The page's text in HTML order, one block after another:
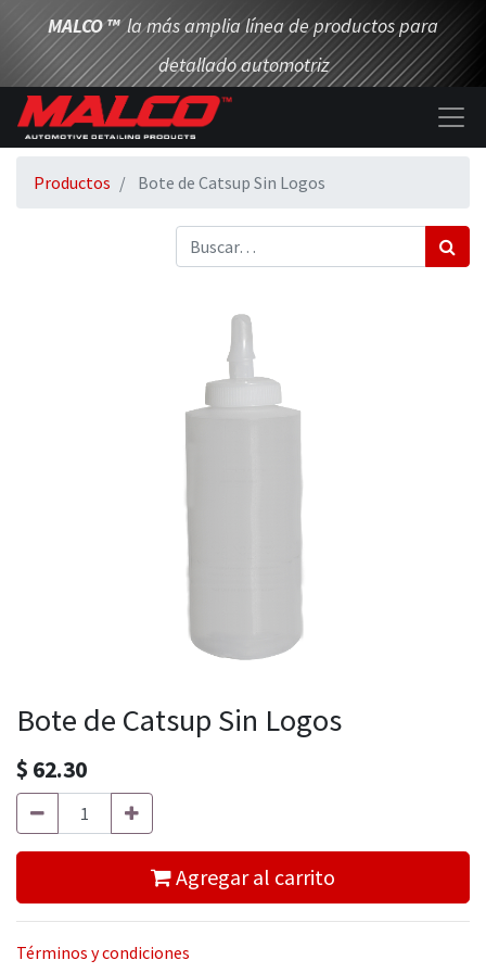
MALCO™ la más amplia línea de productos para
detallado automotriz
Productos Bote de Catsup Sin Logos
Bote de Catsup Sin Logos
$ 62.30
Agregar al carrito
Términos y condiciones